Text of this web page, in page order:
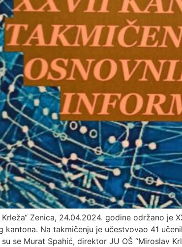
Krleža“ Zenica, 24.04.2024. godine održano
kantona. Na takmičenju je učestvovao 41
se Murat Spahić, direktor JU OŠ “Miroslav